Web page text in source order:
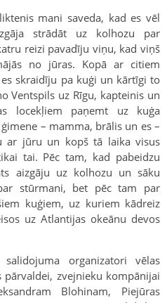
mani saveda, kad es vēl
strādāt uz kolhozu par
reizi pavadīju viņu, kad viņš
no jūras. Kopā ar citiem
skraidīju pa kuģi un kārtīgi to
Ventspils uz Rīgu, kapteinis un
locekļiem paņemt uz kuģa
– mamma, brālis un es –
ar jūru un kopš tā laika visus
tai. Pēc tam, kad pabeidzu
aizgāju uz kolhozu un sāku
stūrmani, bet pēc tam par
kuģiem, uz kuriem kādreiz
uz Atlantijas okeānu devos
salidojuma organizatori vēlas
pārvaldei, zvejnieku kompānijai
Blohinam, Piejūras